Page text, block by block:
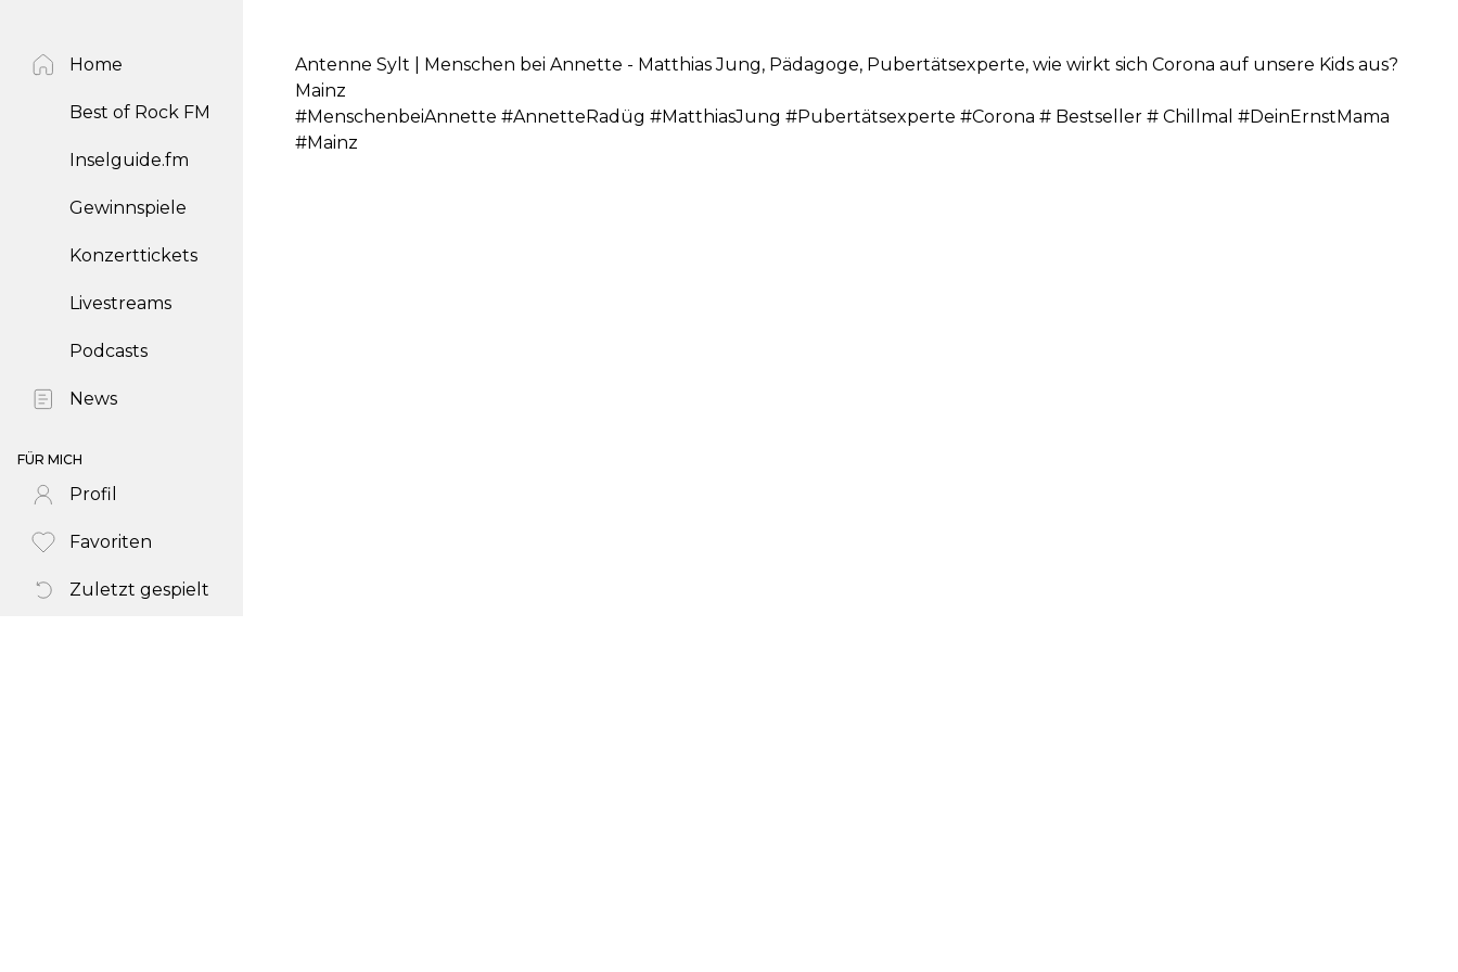
Home
Best of Rock FM
Inselguide.fm
Gewinnspiele
Konzerttickets
Livestreams
Podcasts
News
FÜR MICH
Profil
Favoriten
Zuletzt gespielt
Antenne Sylt | Menschen bei Annette - Matthias Jung, Pädagoge, Pubertätsexperte, wie wirkt sich Corona auf unsere Kids aus?
Mainz
#MenschenbeiAnnette #AnnetteRadüg #MatthiasJung #Pubertätsexperte #Corona # Bestseller # Chillmal #DeinErnstMama
#Mainz